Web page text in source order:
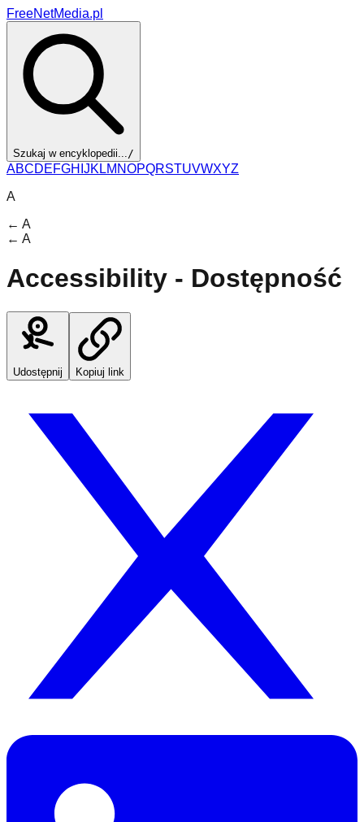
FreeNetMedia.pl
Szukaj w encyklopedii.../
ABCDEFGH JK LM NOPQRSTUVWXYZ
A
← A
← A
Accessibility - Dostępność
Udostępnij Kopiuj link